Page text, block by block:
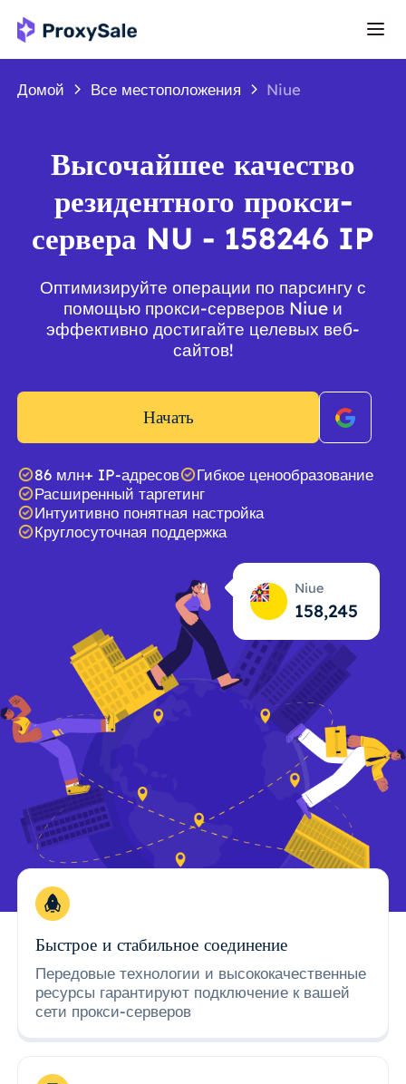
Домой Все местоположения Niue
Высочайшее качество
резидентного прокси-
сервера NU - 158246 IP
Оптимизируйте операции по парсингу с
помощью прокси-серверов Niue и
эффективно достигайте целевых веб-
сайтов!
Начать
86 млн+ IP-адресов
Гибкое ценообразование
Расширенный таргетинг
Интуитивно понятная настройка
Круглосуточная поддержка
Niue
158,246
Быстрое и стабильное соединение
Передовые технологии и высококачественные
ресурсы гарантируют подключение к вашей
сети прокси-серверов